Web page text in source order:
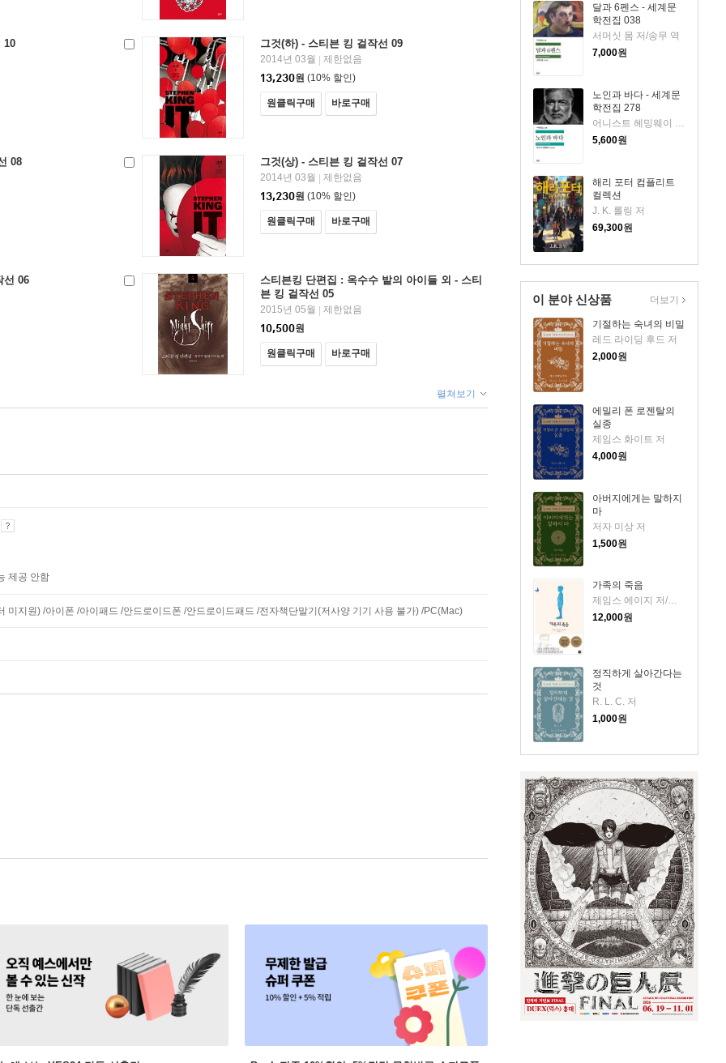
달과 6펜스 - 세계문
학전집 038
서머싯 몸 저/송무 역
7,000원
노인과 바다 - 세계문
학전집 278
어니스트 헤밍웨이 저/김욱동 역
5,600원
해리 포터 컴플리트
컬렉션
J. K. 롤링 저
69,300원
이 분야 신상품
기절하는 숙녀의 비밀
레드 라이딩 후드 저
2,000원
에밀리 폰 로젠탈의
실종
제임스 화이트 저
4,000원
아버지에게는 말하지
마
저자 미상 저
1,500원
가족의 죽음
제임스 에이지 저/문희경 역
12,000원
정직하게 살아간다는
것
R. L. C. 저
1,000원
더보기
10 그것(하) - 스티븐 킹 걸작선 09
2014년 03월 | 제한없음
13,230원 (10% 할인)
원클릭구매 바로구매
08 그것(상) - 스티븐 킹 걸작선 07
2014년 03월 | 제한없음
13,230원 (10% 할인)
원클릭구매 바로구매
선 06
스티븐킹 단편집 : 옥수수 밭의 아이들 외 - 스티
븐 킹 걸작선 05
2015년 05월 | 제한없음
10,500원
원클릭구매 바로구매
펼쳐보기
제공 안함
미지원) /아이폰 /아이패드 /안드로이드폰 /안드로이드패드 /전자책단말기(저사양 기기 사용 불가) /PC(Mac)